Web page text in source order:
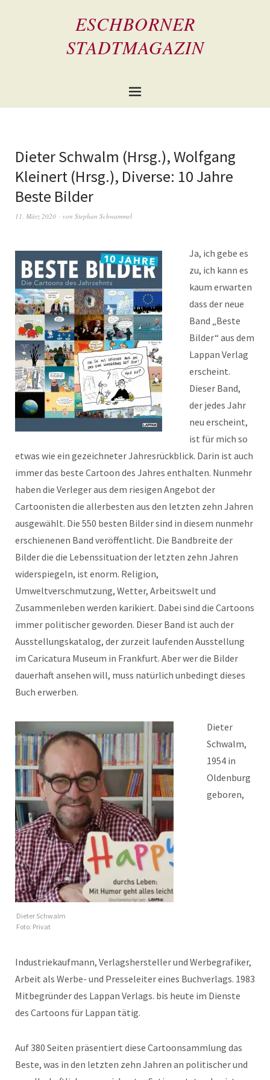
ESCHBORNER
STADTMAGAZIN
Dieter Schwalm (Hrsg.), Wolfgang
Kleinert (Hrsg.), Diverse: 10 Jahre
Beste Bilder
11. März 2020 von Stephan Schwammel
Ja, ich gebe es
zu, ich kann es
kaum erwarten
dass der neue
Band „Beste
Bilder“ aus dem
Lappan Verlag
erscheint.
Dieser Band,
der jedes Jahr
neu erscheint,
ist für mich so
etwas wie ein gezeichneter Jahresrückblick. Darin ist auch
immer das beste Cartoon des Jahres enthalten. Nunmehr
haben die Verleger aus dem riesigen Angebot der
Cartoonisten die allerbesten aus den letzten zehn Jahren
ausgewählt. Die 550 besten Bilder sind in diesem nunmehr
erschienenen Band veröffentlicht. Die Bandbreite der
Bilder die die Lebenssituation der letzten zehn Jahren
widerspiegeln, ist enorm. Religion,
Umweltverschmutzung, Wetter, Arbeitswelt und
Zusammenleben werden karikiert. Dabei sind die Cartoons
immer politischer geworden. Dieser Band ist auch der
Ausstellungskatalog, der zurzeit laufenden Ausstellung
im Caricatura Museum in Frankfurt. Aber wer die Bilder
dauerhaft ansehen will, muss natürlich unbedingt dieses
Buch erwerben.
Dieter Schwalm
Foto: Privat
Dieter
Schwalm,
1954 in
Oldenburg
geboren,
Industriekaufmann, Verlagshersteller und Werbegrafiker,
Arbeit als Werbe- und Presseleiter eines Buchverlags. 1983
Mitbegründer des Lappan Verlags. bis heute im Dienste
des Cartoons für Lappan tätig.
Auf 380 Seiten präsentiert diese Cartoonsammlung das
Beste, was in den letzten zehn Jahren an politischer und